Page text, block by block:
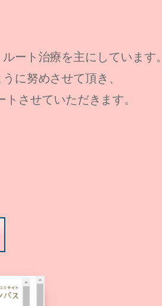
ート治療を主にしています。
に努めさせて頂き、
させていただきます。